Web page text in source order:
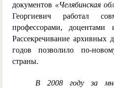
документов «Челябинская
Георгиевич работал
профессорами, доцентами
Рассекречивание архивных
годов позволило по-
страны.
В 2008 году за